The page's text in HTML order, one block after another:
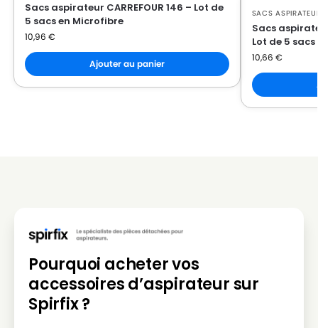
Sacs aspirateur CARREFOUR 146 – Lot de
5 sacs en Microfibre
10,96 €
Ajouter au panier
SACS
Sacs
Lot de 5
10,66 €
Pourquoi acheter vos
accessoires d’aspirateur sur
Spirfix ?